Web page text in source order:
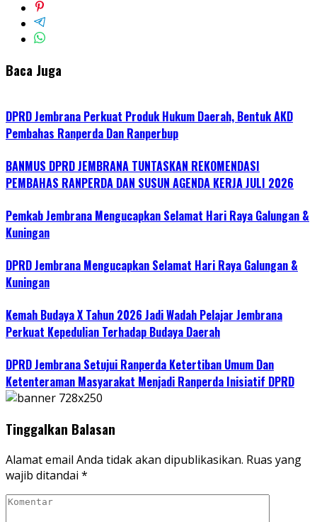
Baca Juga
DPRD Jembrana Perkuat Produk Hukum Daerah, Bentuk AKD
Pembahas Ranperda Dan Ranperbup
BANMUS DPRD JEMBRANA TUNTASKAN REKOMENDASI
PEMBAHAS RANPERDA DAN SUSUN AGENDA KERJA JULI 2026
Pemkab Jembrana Mengucapkan Selamat Hari Raya Galungan &
Kuningan
DPRD Jembrana Mengucapkan Selamat Hari Raya Galungan &
Kuningan
Kemah Budaya X Tahun 2026 Jadi Wadah Pelajar Jembrana
Perkuat Kepedulian Terhadap Budaya Daerah
DPRD Jembrana Setujui Ranperda Ketertiban Umum Dan
Ketenteraman Masyarakat Menjadi Ranperda Inisiatif DPRD
Tinggalkan Balasan
Alamat email Anda tidak akan dipublikasikan. Ruas yang
wajib ditandai *